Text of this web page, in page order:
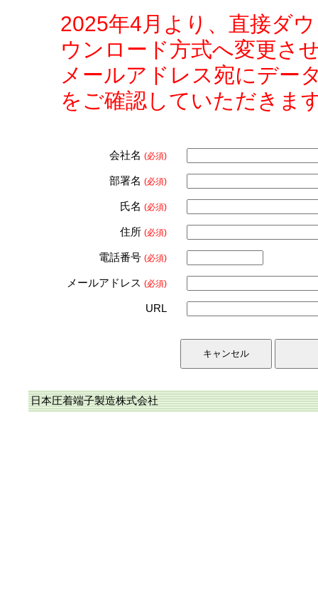
2025年4月より、直接ダ
ウンロード方式へ変更さ
メールアドレス宛にデー
をご確認していただきま
会社名 (必須)
部署名 (必須)
氏名 (必須)
住所 (必須)
電話番号 (必須)
メールアドレス (必須)
URL
日本圧着端子製造株式会社